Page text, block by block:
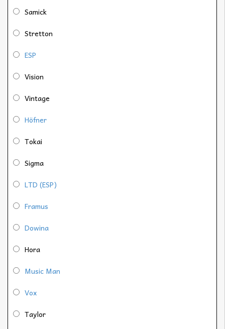
Samick
Stretton
ESP
Vision
Vintage
Höfner
Tokai
Sigma
LTD (ESP)
Framus
Dowina
Hora
Music Man
Vox
Taylor